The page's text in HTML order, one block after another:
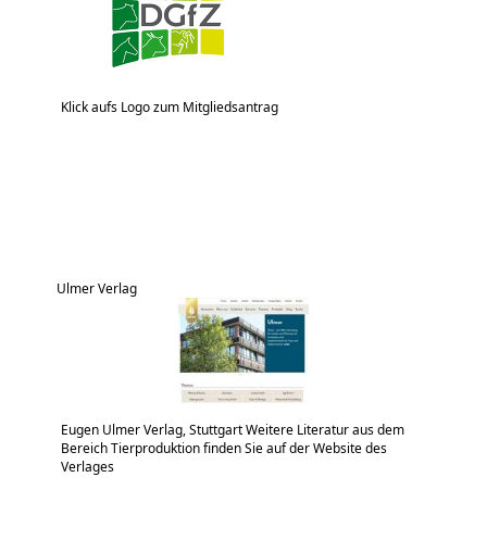
Klick aufs Logo zum Mitgliedsantrag
Ulmer Verlag
Eugen Ulmer Verlag, Stuttgart Weitere Literatur aus dem
Bereich Tierproduktion finden Sie auf der Website des
Verlages